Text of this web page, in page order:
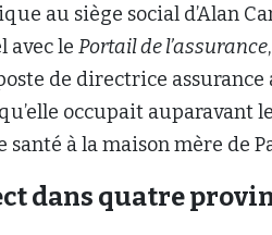
au siège social d’Alan
avec le Portail de l’assurance
de directrice assurance
occupait auparavant
santé à la maison mère de
dans quatre